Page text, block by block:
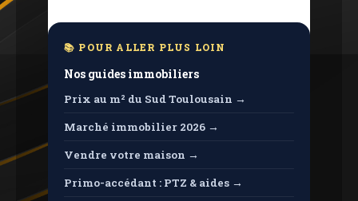
📚 POUR ALLER PLUS LOIN
Nos guides immobiliers
Prix ​​au m² du Sud Toulousain →
Marché immobilier 2026 →
Vendre votre maison →
Primo-accédant : PTZ & aides →